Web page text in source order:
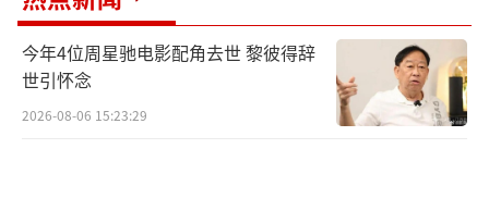
今年4位周星驰电影配角去世 黎彼得辞
世引怀念
2026-08-06 15:23:29